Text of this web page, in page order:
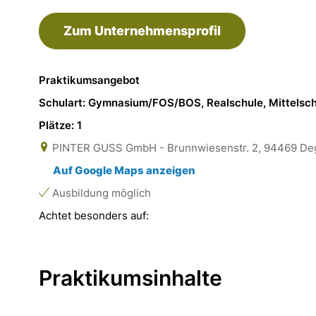
Zum Unternehmensprofil
Praktikumsangebot
Schulart: Gymnasium/FOS/BOS, Realschule,
Plätze: 1
PINTER GUSS GmbH - Brunnwiesenstr. 2, 94469
Auf Google Maps anzeigen
Ausbildung möglich
Achtet besonders auf:
Praktikumsinhalte